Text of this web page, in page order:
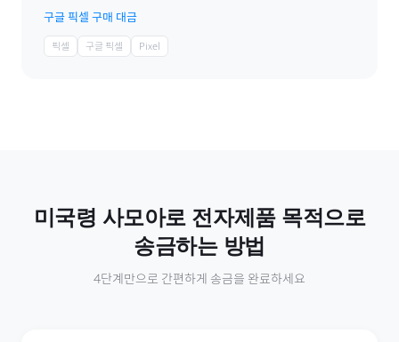
구글 픽셀 구매 대금
픽셀 구글 픽셀 Pixel
미국령 사모아로 전자제품 목적으로
송금하는 방법
4단계만으로 간편하게 송금을 완료하세요